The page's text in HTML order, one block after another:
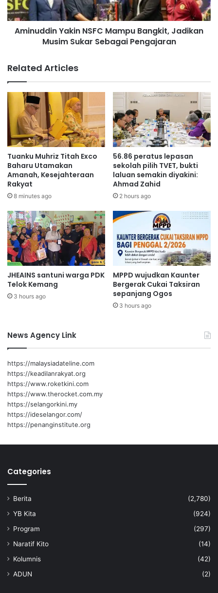
a
n
t
u
s
a
n
S
P
M
n
a
k
A
n
a
f
N
e
g
e
r
i
b
i
a
n
i
n
n
N
S
F
C
M
a
m
p
u
B
a
n
k
i
t
,
J
a
d
k
u
s
m
S
u
k
a
r
S
g
P
e
g
a
a
r
Aminuddin Yakin NSFC Mampu Bangkit, Jadikan
Musim Sukar Sebagai Pengajaran
Related Articles
Tuanku Muhriz Titah Exco
Baharu Utamakan
Amanah, Kesejahteraan
Rakyat
8 minutes ago
56.86 peratus lepasan
sekolah pilih TVET, bukti
laluan semakin diyakini:
Ahmad Zahid
2 hours ago
JHEAINS santuni warga PDK
Telok Kemang
3 hours ago
MPPD wujudkan Kaunter
Bergerak Cukai Taksiran
sepanjang Ogos
3 hours ago
News Agency Link
https://malaysiadateline.com
https://keadilanrakyat.org
https://www.roketkini.com
https://www.therocket.com.my
https://selangorkini.my
https://ideselangor.com/
https://penanginstitute.org
Categories
Berita
(2,780)
YB Kita
(924)
Program
(297)
Naratif Kito
(14)
Kolumnis
(42)
ADUN
(2)